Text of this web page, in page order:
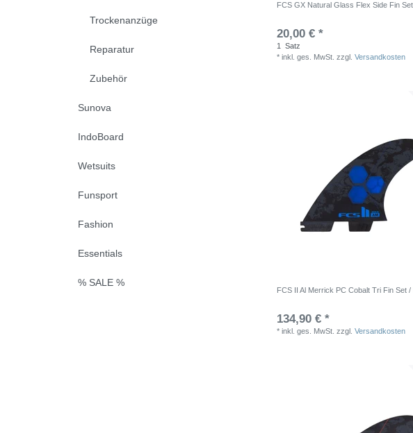
Trockenanzüge
Reparatur
Zubehör
Sunova
IndoBoard
Wetsuits
Funsport
Fashion
Essentials
% SALE %
FCS GX Natural Glass Flex Side Fin Set
20,00 € *
1
Satz
*inkl. ges. MwSt. zzgl.Versandkosten
FCS II Al Merrick PC Cobalt Tri Fin Set /
134,90 € *
*inkl. ges. MwSt. zzgl.Versandkosten